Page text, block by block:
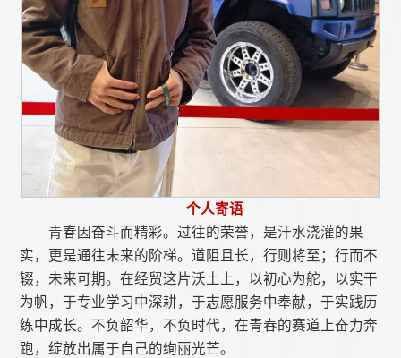
个人寄语
青春因奋斗而精彩。过往的荣誉，是汗水浇灌的果
实，更是通往未来的阶梯。道阻且长，行则将至；行而不
辍，未来可期。在经贸这片沃土上，以初心为舵，以实干
为帆，于专业学习中深耕，于志愿服务中奉献，于实践历
练中成长。不负韶华，不负时代，在青春的赛道上奋力奔
跑，绽放出属于自己的绚丽光芒。